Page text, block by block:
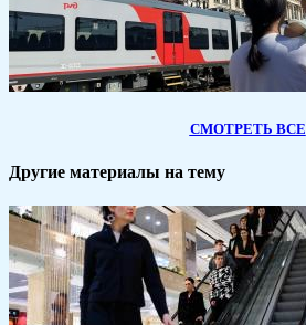
СМОТРЕТЬ ВСЕ
Другие материалы на тему